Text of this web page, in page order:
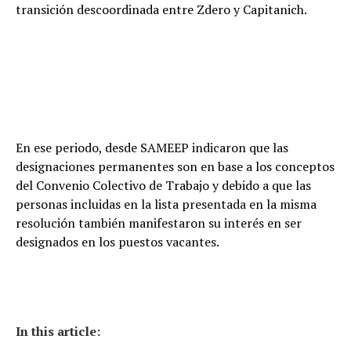
transición descoordinada entre Zdero y Capitanich.
En ese periodo, desde SAMEEP indicaron que las
designaciones permanentes son en base a los conceptos
del Convenio Colectivo de Trabajo y debido a que las
personas incluidas en la lista presentada en la misma
resolución también manifestaron su interés en ser
designados en los puestos vacantes.
In this article: